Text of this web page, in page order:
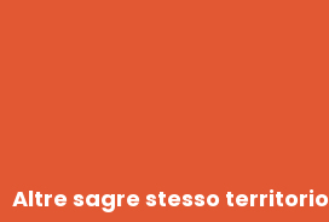
Altre sagre stesso territorio